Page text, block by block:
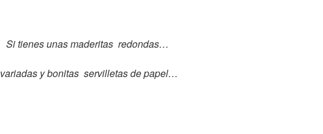
Si tienes unas maderitas redondas…
variadas y bonitas servilletas de papel…